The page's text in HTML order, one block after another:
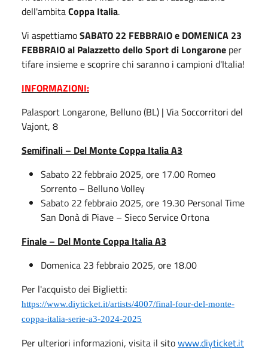
dell'ambitaCoppa Italia.
Vi aspettiamoSABATO 22 FEBBRAIO e DOMENICA 23
FEBBRAIOal Palazzetto dello Sport di Longarone per
tifare insiemee scoprire chi saranno i campioni d'Italia!
INFORMAZIONI:
Palasport Longarone, Belluno (BL) | Via Soccorritori del
Vajont, 8
Semifinali – Del Monte Coppa Italia A3
Sabato 22 febbraio 2025, ore 17.00 Romeo
Sorrento – Belluno Volley
Sabato 22 febbraio 2025, ore 19.30 Personal Time
San Donà di Piave – Sieco Service Ortona
Finale – Del Monte Coppa Italia A3
Domenica 23 febbraio 2025, ore 18.00
Per l'acquisto dei Biglietti:
https://www.diyticket.it/artists/4007/final-four-del-monte-
coppa-italia-serie-a3-2024-2025
Per ulteriori informazioni, visita il sitowww.diyticket.it